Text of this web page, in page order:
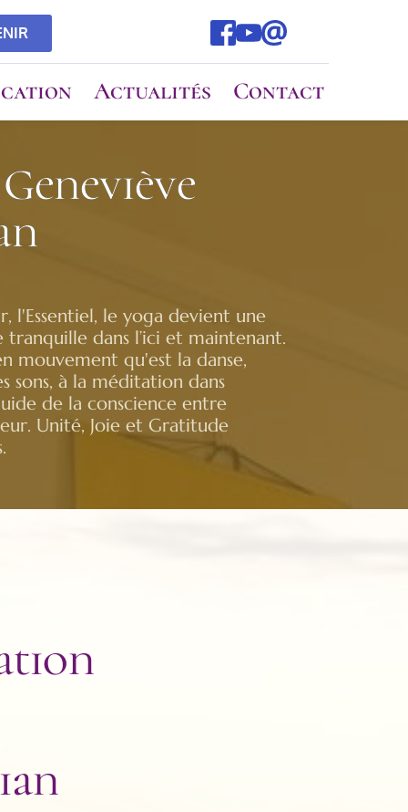
Actualités Contact
l'Essentiel, le yoga devient une
dans l’ici et maintenant.
mouvement qu'est la danse,
sons, à la méditation dans
de la conscience entre
Unité, Joie et Gratitude